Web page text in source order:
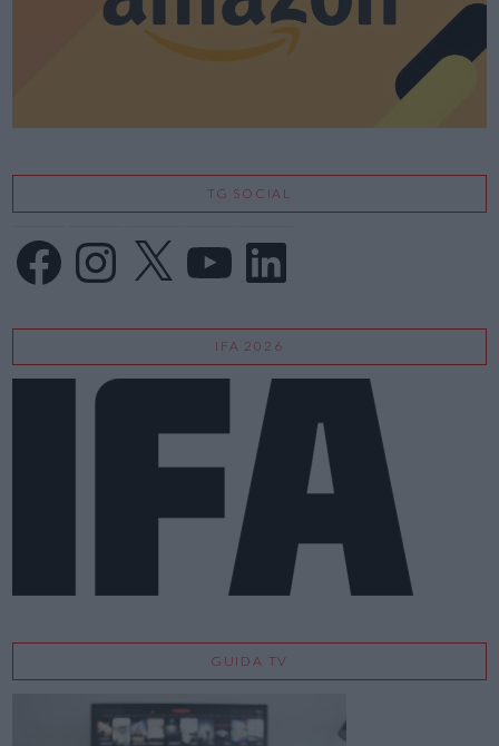
TG SOCIAL
FacebookInstagram
X LinkedIn
IFA 2026
GUIDA TV